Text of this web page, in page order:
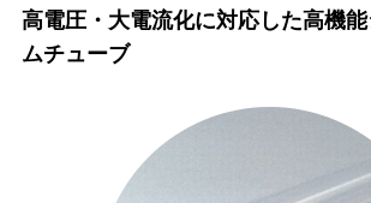
高電圧・大電流化に対応した高機
ムチューブ